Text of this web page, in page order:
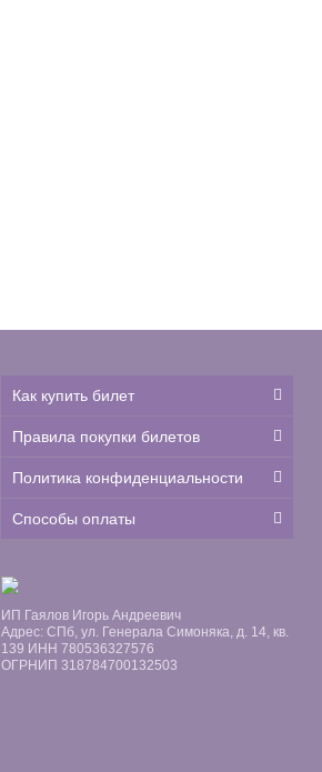
Как купить билет
Правила покупки билетов
Политика конфиденциальности
Способы оплаты
ИП Гаялов Игорь Андреевич
Адрес: СПб, ул. Генерала Симоняка, д. 14, кв.
139 ИНН 780536327576
ОГРНИП 318784700132503